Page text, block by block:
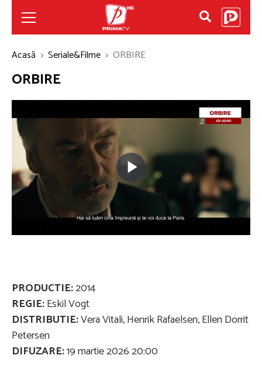
Acasă Seriale&Filme ORBIRE
ORBIRE
Play
Video
PRODUCTIE:2014
REGIE:Eskil Vogt
DISTRIBUTIE:Vera Vitali, Henrik Rafaelsen, Ellen Dorrit
Petersen
DIFUZARE:19 martie 2026 20:00